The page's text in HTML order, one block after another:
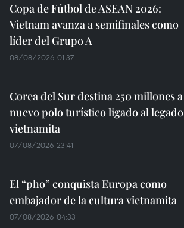
Copa de Fútbol de ASEAN 2026:
Vietnam avanza a semifinales como
líder del Grupo A
08/08/2026 01:37
Corea del Sur destina 250 millones a
nuevo polo turístico ligado al legado
vietnamita
07/08/2026 23:41
El “pho” conquista Europa como
embajador de la cultura vietnamita
07/08/2026 04:33